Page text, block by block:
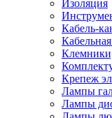
Изоляция
Кабель-
Крепеж
Лампы
Лампы